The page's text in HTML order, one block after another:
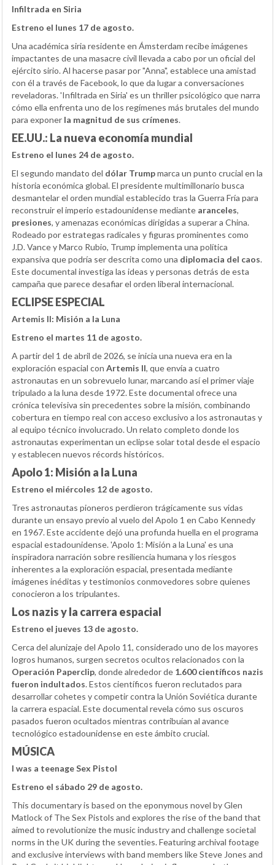
Infiltrada en Siria
Estreno el lunes 17 de agosto.
Una académica siria residente en Ámsterdam recibe imágenes
impactantes de una masacre civil llevada a cabo por un oficial del
ejército sirio. Al hacerse pasar por "Anna", establece una amistad
con él a través de Facebook, lo que da lugar a conversaciones
reveladoras. 'Infiltrada en Siria' es un thriller psicológico que narra
cómo ella enfrenta uno de los regímenes más brutales del mundo
para exponer la magnitud de sus crímenes.
EE.UU.: La nueva economía mundial
Estreno el lunes 24 de agosto.
El segundo mandato del dólar Trumpmarca un punto crucial en la
historia económica global. El presidente multimillonario busca
desmantelar el orden mundial establecido tras la Guerra Fría para
reconstruir el imperio estadounidense mediante aranceles,
presiones, y amenazas económicas dirigidas a superar a China.
Rodeado por estrategas radicales y figuras prominentes como
J.D. Vance y Marco Rubio, Trump implementa una política
expansiva que podría ser descrita como una diplomacia del caos.
Este documental investiga las ideas y personas detrás de esta
campaña que parece desafiar el orden liberal internacional.
ECLIPSE ESPECIAL
Artemis II: Misión a la Luna
Estreno el martes 11 de agosto.
A partir del 1 de abril de 2026, se inicia una nueva era en la
exploración espacial con Artemis II, que envía a cuatro
astronautas en un sobrevuelo lunar, marcando así el primer viaje
tripulado a la luna desde 1972. Este documental ofrece una
crónica televisiva sin precedentes sobre la misión, combinando
cobertura en tiempo real con acceso exclusivo a los astronautas y
al equipo técnico involucrado. Un relato completo donde los
astronautas experimentan un eclipse solar total desde el espacio
y establecen nuevos récords históricos.
Apolo 1: Misión a la Luna
Estreno el miércoles 12 de agosto.
Tres astronautas pioneros perdieron trágicamente sus vidas
durante un ensayo previo al vuelo del Apolo 1 en Cabo Kennedy
en 1967. Este accidente dejó una profunda huella en el programa
espacial estadounidense. 'Apolo 1: Misión a la Luna' es una
inspiradora narración sobre resiliencia humana y los riesgos
inherentes a la exploración espacial, presentada mediante
imágenes inéditas y testimonios conmovedores sobre quienes
conocieron a los tripulantes.
Los nazis y la carrera espacial
Estreno el jueves 13 de agosto.
Cerca del alunizaje del Apolo 11, considerado uno de los mayores
logros humanos, surgen secretos ocultos relacionados con la
Operación Paperclip, donde alrededor de 1.600 científicos nazis
fueron indultados. Estos científicos fueron reclutados para
desarrollar cohetes y competir contra la Unión Soviética durante
la carrera espacial. Este documental revela cómo sus oscuros
pasados fueron ocultados mientras contribuían al avance
tecnológico estadounidense en este ámbito crucial.
MÚSICA
I was a teenage Sex Pistol
Estreno el sábado 29 de agosto.
This documentary is based on the eponymous novel by Glen
Matlock of The Sex Pistols and explores the rise of the band that
aimed to revolutionize the music industry and challenge societal
norms in the UK during the seventies. Featuring archival footage
and exclusive interviews with band members like Steve Jones and